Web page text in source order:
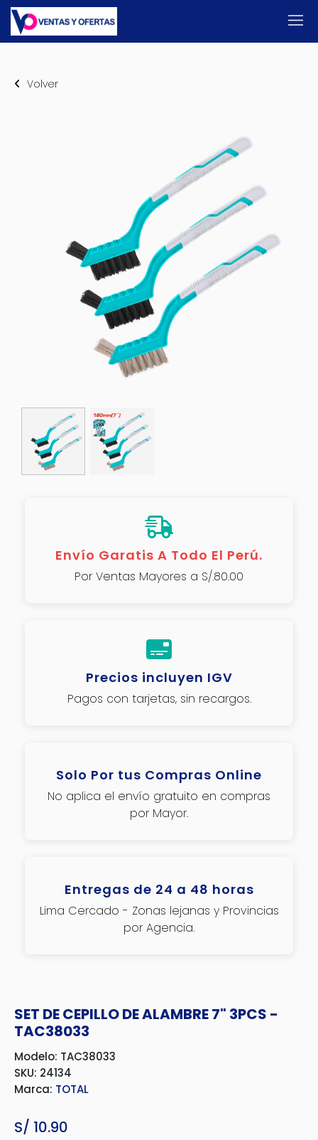
Volver
Envío Garatis A Todo El Perú.
Por Ventas Mayores a S/.80.00
Precios incluyen IGV
Pagos con tarjetas, sin recargos.
Solo Por tus Compras Online
No aplica el envío gratuito en compras
por Mayor.
Entregas de 24 a 48 horas
Lima Cercado - Zonas lejanas y Provincias
por Agencia.
SET DE CEPILLO DE ALAMBRE 7" 3PCS -
TAC38033
Modelo: TAC38033
SKU: 24134
Marca: TOTAL
S/ 10.90